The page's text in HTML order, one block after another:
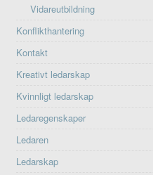
Vidareutbildning
Konflikthantering
Kontakt
Kreativt ledarskap
Kvinnligt ledarskap
Ledaregenskaper
Ledaren
Ledarskap